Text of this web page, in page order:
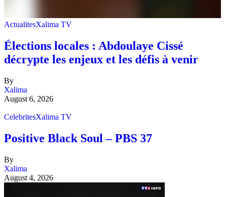
ActualitesXalima TV
Élections locales : Abdoulaye Cissé
décrypte les enjeux et les défis à venir
By
Xalima
August 6, 2026
CelebritesXalima TV
Positive Black Soul – PBS 37
By
Xalima
August 4, 2026